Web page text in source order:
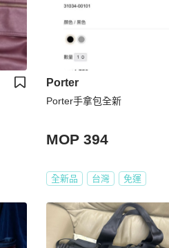
Porter
Porter手拿包全新
MOP 394
全新品 台灣 免運